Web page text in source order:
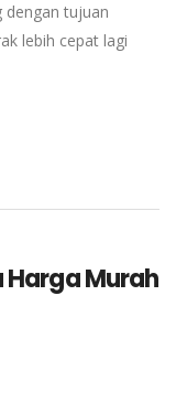
dengan tujuan
lebih cepat lagi
Harga Murah